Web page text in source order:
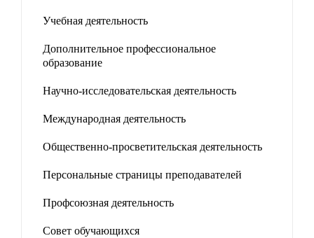
Учебная деятельность
Дополнительное профессиональное
образование
Научно-исследовательская деятельность
Международная деятельность
Общественно-просветительская деятельность
Персональные страницы преподавателей
Профсоюзная деятельность
Совет обучающихся